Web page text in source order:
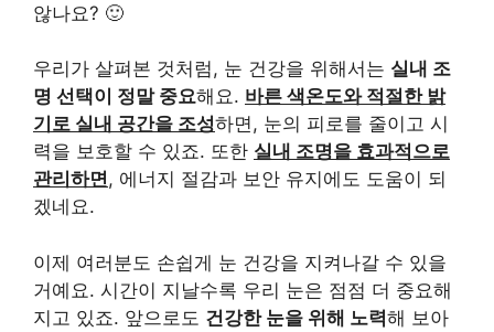
않나요? 🙂
우리가 살펴본 것처럼, 눈 건강을 위해서는 실내 조
명 선택이 정말 중요해요. 바른 색온도와 적절한 밝
기로 실내 공간을 조성하면, 눈의 피로를 줄이고 시
력을 보호할 수 있죠. 또한 실내 조명을 효과적으로
관리하면, 에너지 절감과 보안 유지에도 도움이 되
겠네요.
이제 여러분도 손쉽게 눈 건강을 지켜나갈 수 있을
거예요. 시간이 지날수록 우리 눈은 점점 더 중요해
지고 있죠. 앞으로도 건강한 눈을 위해 노력해 보아